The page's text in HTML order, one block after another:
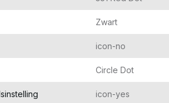
Zwart
icon-no
Circle Dot
icon-yes